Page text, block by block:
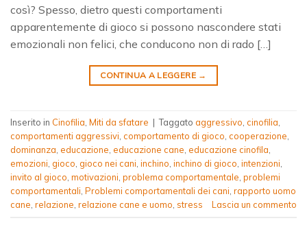
così? Spesso, dietro questi comportamenti
apparentemente di gioco si possono nascondere stati
emozionali non felici, che conducono non di rado […]
CONTINUA A LEGGERE →
Inserito in Cinofilia Miti da sfatare | Taggato aggressivo cinofilia
comportamenti aggressivi comportamento di gioco cooperazione
dominanza educazione educazione cane educazione cinofila
emozioni gioco gioco nei cani inchino inchino di gioco intenzioni
invito al gioco motivazioni problema comportamentale problemi
comportamentali Problemi comportamentali dei cani rapporto uomo
cane relazione relazione cane e uomo stress Lascia un commento